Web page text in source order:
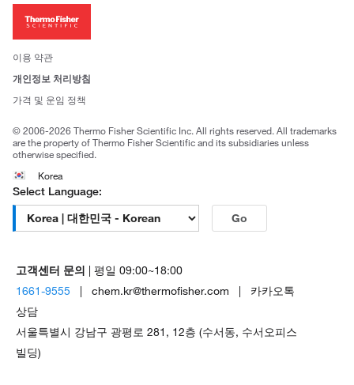
투자자
사회적 책임
브랜드
이용 약관
개인정보 처리방침
가격 및 운임 정책
© 2006-2026 Thermo Fisher Scientific Inc. All rights reserved. All trademarks
are the property of Thermo Fisher Scientific and its subsidiaries unless
otherwise specified.
Korea
Select Language:
Go
고객센터 문의 | 평일 09:00~18:00
1661-9555 | chem.kr@thermofisher.com | 카카오톡
상담
서울특별시 강남구 광평로 281, 12층 (수서동, 수서오피스
빌딩)